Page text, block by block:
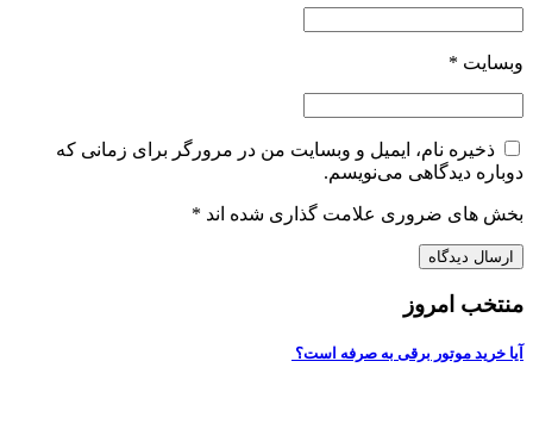
وبسایت *
ذخیره نام، ایمیل و وبسایت من در مرورگر برای زمانی که
دوباره دیدگاهی می‌نویسم.
بخش های ضروری علامت گذاری شده اند *
منتخب امروز
آیا خرید موتور برقی به صرفه است؟